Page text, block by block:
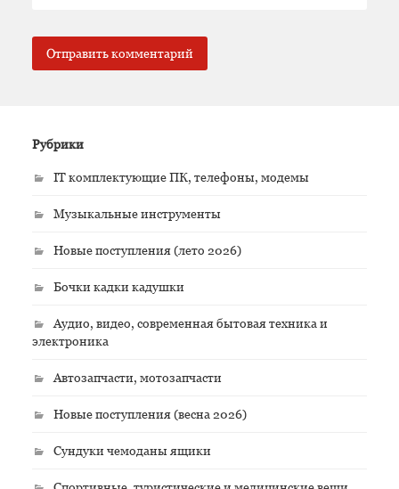
Рубрики
IT комплектующие ПК, телефоны, модемы
Музыкальные инструменты
Новые поступления (лето 2026)
Бочки кадки кадушки
Аудио, видео, современная бытовая техника и
электроника
Автозапчасти, мотозапчасти
Новые поступления (весна 2026)
Сундуки чемоданы ящики